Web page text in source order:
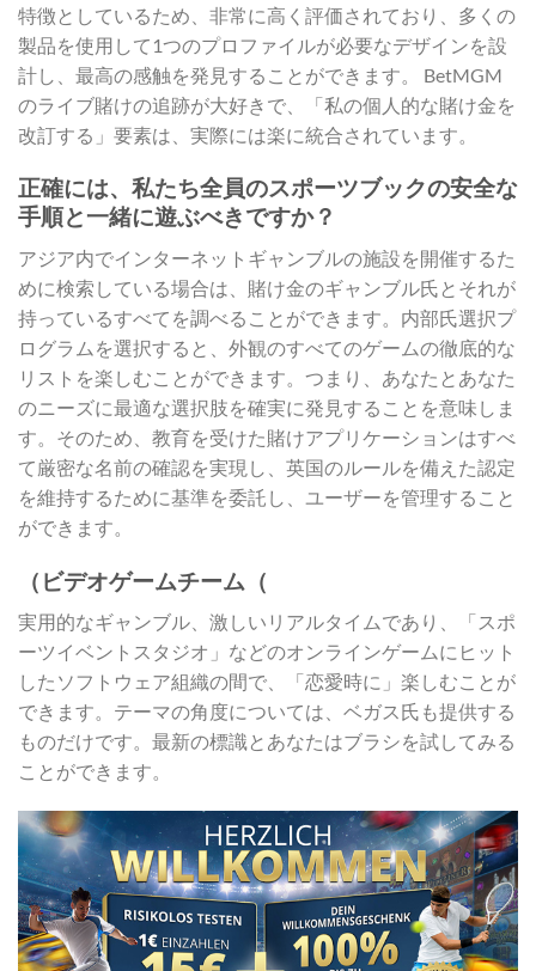
特徴としているため、非常に高く評価されており、多くの
製品を使用して1つのプロファイルが必要なデザインを設
計し、最高の感触を発見することができます。 BetMGM
のライブ賭けの追跡が大好きで、「私の個人的な賭け金を
改訂する」要素は、実際には楽に統合されています。
正確には、私たち全員のスポーツブックの安全な
手順と一緒に遊ぶべきですか？
アジア内でインターネットギャンブルの施設を開催するた
めに検索している場合は、賭け金のギャンブル氏とそれが
持っているすべてを調べることができます。内部氏選択プ
ログラムを選択すると、外観のすべてのゲームの徹底的な
リストを楽しむことができます。つまり、あなたとあなた
のニーズに最適な選択肢を確実に発見することを意味しま
す。そのため、教育を受けた賭けアプリケーションはすべ
て厳密な名前の確認を実現し、英国のルールを備えた認定
を維持するために基準を委託し、ユーザーを管理すること
ができます。
（ビデオゲームチーム（
実用的なギャンブル、激しいリアルタイムであり、「スポ
ーツイベントスタジオ」などのオンラインゲームにヒット
したソフトウェア組織の間で、「恋愛時に」楽しむことが
できます。テーマの角度については、ベガス氏も提供する
ものだけです。最新の標識とあなたはブラシを試してみる
ことができます。